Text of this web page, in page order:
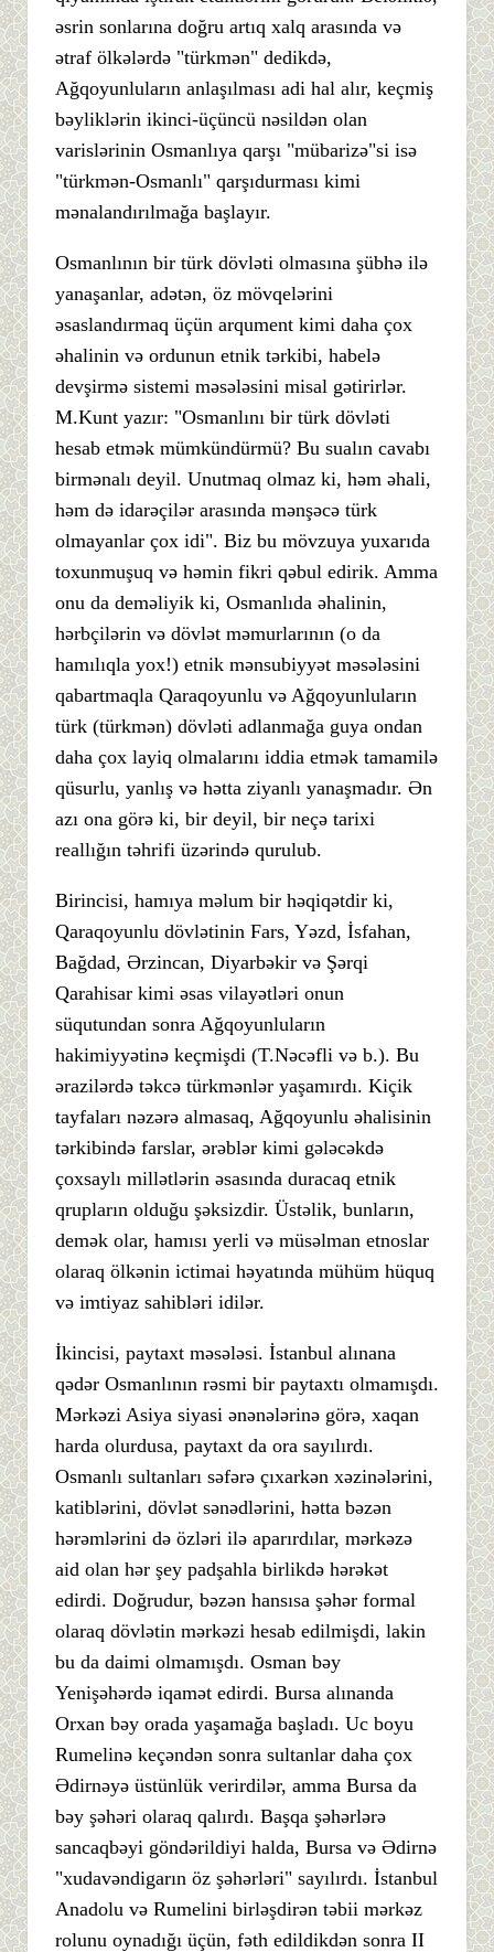
əsrin sonlarına doğru artıq xalq arasında və
ətraf ölkələrdə "türkmən" dedikdə,
Ağqoyunluların anlaşılması adi hal alır, keçmiş
bəyliklərin ikinci-üçüncü nəsildən olan
varislərinin Osmanlıya qarşı "mübarizə"si isə
"türkmən-Osmanlı" qarşıdurması kimi
mənalandırılmağa başlayır.
Osmanlının bir türk dövləti olmasına şübhə ilə
yanaşanlar, adətən, öz mövqelərini
əsaslandırmaq üçün arqument kimi daha çox
əhalinin və ordunun etnik tərkibi, habelə
devşirmə sistemi məsələsini misal gətirirlər.
M.Kunt yazır: "Osmanlını bir türk dövləti
hesab etmək mümkündürmü? Bu sualın cavabı
birmənalı deyil. Unutmaq olmaz ki, həm əhali,
həm də idarəçilər arasında mənşəcə türk
olmayanlar çox idi". Biz bu mövzuya yuxarıda
toxunmuşuq və həmin fikri qəbul edirik. Amma
onu da deməliyik ki, Osmanlıda əhalinin,
hərbçilərin və dövlət məmurlarının (o da
hamılıqla yox!) etnik mənsubiyyət məsələsini
qabartmaqla Qaraqoyunlu və Ağqoyunluların
türk (türkmən) dövləti adlanmağa guya ondan
daha çox layiq olmalarını iddia etmək tamamilə
qüsurlu, yanlış və hətta ziyanlı yanaşmadır. Ən
azı ona görə ki, bir deyil, bir neçə tarixi
reallığın təhrifi üzərində qurulub.
Birincisi, hamıya məlum bir həqiqətdir ki,
Qaraqoyunlu dövlətinin Fars, Yəzd, İsfahan,
Bağdad, Ərzincan, Diyarbəkir və Şərqi
Qarahisar kimi əsas vilayətləri onun
süqutundan sonra Ağqoyunluların
hakimiyyətinə keçmişdi (T.Nəcəfli və b.). Bu
ərazilərdə təkcə türkmənlər yaşamırdı. Kiçik
tayfaları nəzərə almasaq, Ağqoyunlu əhalisinin
tərkibində farslar, ərəblər kimi gələcəkdə
çoxsaylı millətlərin əsasında duracaq etnik
qrupların olduğu şəksizdir. Üstəlik, bunların,
demək olar, hamısı yerli və müsəlman etnoslar
olaraq ölkənin ictimai həyatında mühüm hüquq
və imtiyaz sahibləri idilər.
İkincisi, paytaxt məsələsi. İstanbul alınana
qədər Osmanlının rəsmi bir paytaxtı olmamışdı.
Mərkəzi Asiya siyasi ənənələrinə görə, xaqan
harda olurdusa, paytaxt da ora sayılırdı.
Osmanlı sultanları səfərə çıxarkən xəzinələrini,
katiblərini, dövlət sənədlərini, hətta bəzən
hərəmlərini də özləri ilə aparırdılar, mərkəzə
aid olan hər şey padşahla birlikdə hərəkət
edirdi. Doğrudur, bəzən hansısa şəhər formal
olaraq dövlətin mərkəzi hesab edilmişdi, lakin
bu da daimi olmamışdı. Osman bəy
Yenişəhərdə iqamət edirdi. Bursa alınanda
Orxan bəy orada yaşamağa başladı. Uc boyu
Rumelinə keçəndən sonra sultanlar daha çox
Ədirnəyə üstünlük verirdilər, amma Bursa da
bəy şəhəri olaraq qalırdı. Başqa şəhərlərə
sancaqbəyi göndərildiyi halda, Bursa və Ədirnə
"xudavəndigarın öz şəhərləri" sayılırdı. İstanbul
Anadolu və Rumelini birləşdirən təbii mərkəz
rolunu oynadığı üçün, fəth edildikdən sonra II